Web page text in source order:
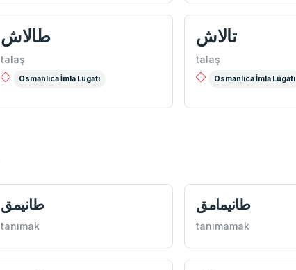
طالاش
talaş
Osmanlıca İmla Lügati
تالاش
talaş
Osmanlıca İmla Lügati
طانيمق
tanımak
طانيمامق
tanımamak